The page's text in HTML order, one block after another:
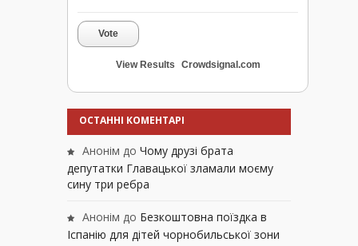
Vote
View Results Crowdsignal.com
ОСТАННІ КОМЕНТАРІ
Анонім до Чому друзі брата
депутатки Главацької зламали моєму
сину три ребра
Анонім до Безкоштовна поїздка в
Іспанію для дітей чорнобильської зони